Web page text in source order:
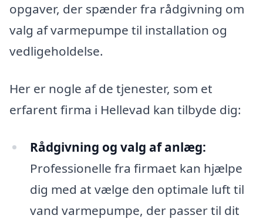
opgaver, der spænder fra rådgivning om
valg af varmepumpe til installation og
vedligeholdelse.
Her er nogle af de tjenester, som et
erfarent firma i Hellevad kan tilbyde dig:
Rådgivning og valg af anlæg:
Professionelle fra firmaet kan hjælpe
dig med at vælge den optimale luft til
vand varmepumpe, der passer til dit